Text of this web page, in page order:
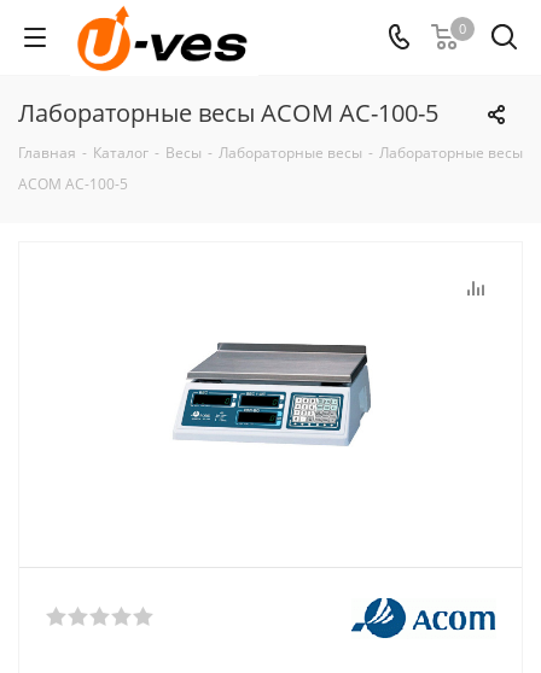
0
Лабораторные весы ACOM AC-100-5
Главная - Каталог - Весы - Лабораторные весы - Лабораторные весы
ACOM AC-100-5